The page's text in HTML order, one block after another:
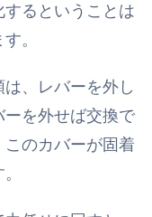
るということは
。
、レバーを外し
を外せば交換で
このカバーが固着